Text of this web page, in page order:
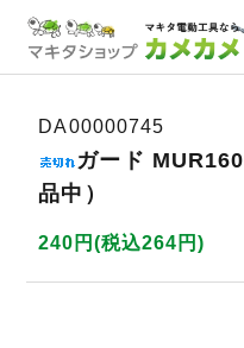
DA00000745
ガード
品中）
240円(税込264円)